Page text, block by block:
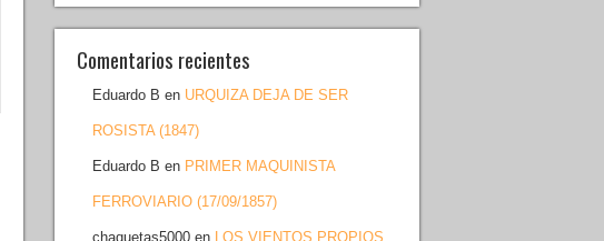
Comentarios recientes
Eduardo B en URQUIZA DEJA DE SER
ROSISTA (1847)
Eduardo B en PRIMER MAQUINISTA
FERROVIARIO (17/09/1857)
chaquetas5000 en LOS VIENTOS PROPIOS